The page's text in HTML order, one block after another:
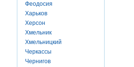
Феодосия
Харьков
Херсон
Хмельник
Хмельницкий
Черкассы
Чернигов